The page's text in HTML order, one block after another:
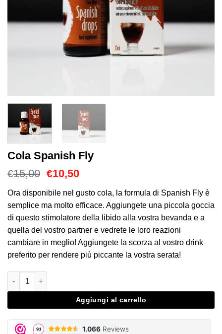
Cola Spanish Fly
€15,00 Il
originale
era:
€15,00.
€10,50Il
attuale
è:
€10,50.
Ora disponibile nel gusto cola, la formula di Spanish Fly è
semplice ma molto efficace. Aggiungete una piccola goccia
di questo stimolatore della libido alla vostra bevanda e a
quella del vostro partner e vedrete le loro reazioni
cambiare in meglio! Aggiungete la scorza al vostro drink
preferito per rendere più piccante la vostra serata!
Cola Spanish Fly quantità
Aggiungi al carrello